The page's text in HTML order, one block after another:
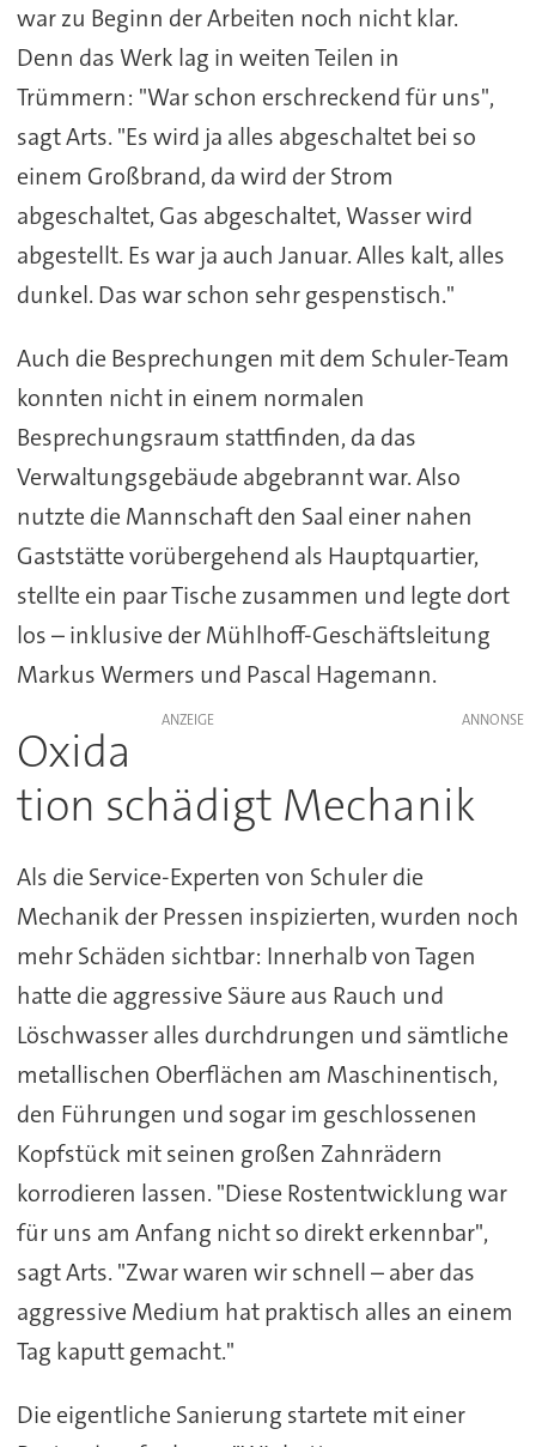
war zu Beginn der Arbeiten noch nicht klar.
Denn das Werk lag in weiten Teilen in
Trümmern: "War schon erschreckend für uns",
sagt Arts. "Es wird ja alles abgeschaltet bei so
einem Großbrand, da wird der Strom
abgeschaltet, Gas abgeschaltet, Wasser wird
abgestellt. Es war ja auch Januar. Alles kalt, alles
dunkel. Das war schon sehr gespenstisch."
Auch die Besprechungen mit dem Schuler-Team
konnten nicht in einem normalen
Besprechungsraum stattfinden, da das
Verwaltungsgebäude abgebrannt war. Also
nutzte die Mannschaft den Saal einer nahen
Gaststätte vorübergehend als Hauptquartier,
stellte ein paar Tische zusammen und legte dort
los – inklusive der Mühlhoff-Geschäftsleitung
Markus Wermers und Pascal Hagemann.
ANZEIGE
Oxida
tion schädigt Mechanik
Als die Service-Experten von Schuler die
Mechanik der Pressen inspizierten, wurden noch
mehr Schäden sichtbar: Innerhalb von Tagen
hatte die aggressive Säure aus Rauch und
Löschwasser alles durchdrungen und sämtliche
metallischen Oberflächen am Maschinentisch,
den Führungen und sogar im geschlossenen
Kopfstück mit seinen großen Zahnrädern
korrodieren lassen. "Diese Rostentwicklung war
für uns am Anfang nicht so direkt erkennbar",
sagt Arts. "Zwar waren wir schnell – aber das
aggressive Medium hat praktisch alles an einem
Tag kaputt gemacht."
Die eigentliche Sanierung startete mit einer